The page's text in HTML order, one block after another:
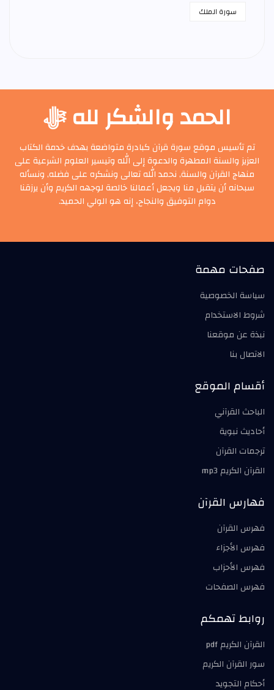
سورة الملك
الحمد والشكر لله ﷻ
تم تأسيس موقع سورة قرآن كبادرة متواضعة بهدف خدمة الكتاب
العزيز والسنة المطهرة والدعوة إلى الله وتيسير العلوم الشرعية على
منهاج القرآن والسنة, نحمد الله تعالى ونشكره على فضله, ونسأله
سبحانه أن يتقبل منا ويجعل أعمالنا خالصة لوجهه الكريم وأن يرزقنا
دوام التوفيق والنجاح، إنه هو الولي الحميد.
صفحات مهمة
سياسة الخصوصية
شروط الاستخدام
نبذة عن موقعنا
الاتصال بنا
أقسام الموقع
الباحث القرآني
أحاديث نبوية
ترجمات القرآن
القرآن الكريم mp3
فهارس القرآن
فهرس القرآن
فهرس الأجزاء
فهرس الأحزاب
فهرس الصفحات
روابط تهمكم
القرآن الكريم pdf
سور القرآن الكريم
أحكام التجويد